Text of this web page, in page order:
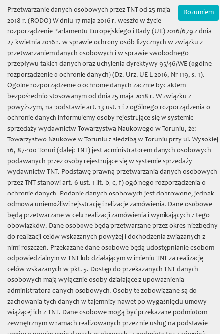
Zamówienia on-line
Wybierz język:
Mój koszyk | (0) 0 zł
Towarzystwo Naukowe w
Toruniu
Toggle
TNT
Nowości
Filologiczno filozoficzna
Fontes
Popularnonaukowe
Poza seriami
Rozumiem
Przetwarzanie danych osobowych przez TNT od 25 maja
2018 r. (RODO) W dniu 17 maja 2016 r. weszło w życie
rozporządzenie Parlamentu Europejskiego i Rady (UE) 2016/679 z dnia
27 kwietnia 2016 r. w sprawie ochrony osób fizycznych w związku z
przetwarzaniem danych osobowych i w sprawie swobodnego
przepływu takich danych oraz uchylenia dyrektywy 95/46/WE (ogólne
rozporządzenie o ochronie danych) (Dz. Urz. UE L 2016, Nr 119, s. 1).
Ogólne rozporządzenie o ochronie danych zacznie być aktem
bezpośrednio stosowanym od dnia 25 maja 2018 r. W związku z
powyższym, na podstawie art. 13 ust. 1 i 2 ogólnego rozporządzenia o
ochronie danych informujemy osoby rejestrujące się w systemie
sprzedaży wydawnictw Towarzystwa Naukowego w Toruniu, że:
Towarzystwo Naukowe w Toruniu z siedzibą w Toruniu przy ul. Wysokiej
16, 87-100 Toruń (dalej: TNT) jest administratorem danych osobowych
podawanych przez osoby rejestrujące się w systemie sprzedaży
wydawnictw TNT. Podstawę prawną przetwarzania danych osobowych
przez TNT stanowi art. 6 ust. 1 lit. b, c, f) ogólnego rozporządzenia o
ochronie danych. Podanie danych osobowych jest dobrowone, jednak
odmowa uniemożliwi rejsstrację i relizacje zamówienia. Dane osobowe
będą przetwarzane w celu realizacji zamówienia i wynikających z tego
obowiązków. Dane osobowe będą przetwarzane przez okres niezbędny
do realizacji celów wskazanych powyżej i dochodzenia związanych z
nimi roszczeń. Przekazane dane osobowe będą udostępnianie osobom
odpowiedzialnym w TNT lub działającym w imieniu TNT za realizację
celów wskazanych w pkt. 5. Dostęp do przekazanych TNT danych
osobowych mają wyłącznie osoby działające z upoważnienia
administratora danych osobowych. Osoby te zobowiązane są do
zachowania tych danych w tajemnicy nawet po wygaśnięciu umowy
wiążącej ich z TNT. Dane osobowe mogą być przekazane podmiotom
zewnętrznym w ramach realizowanych przez nie usług na podstawie